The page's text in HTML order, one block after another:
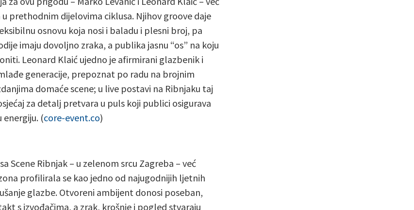
u prethodnim dijelovima ciklusa. Njihov groove daje
osnovu koja nosi i baladu i plesni broj, pa
imaju dovoljno zraka, a publika jasnu “os” na koju
Leonard Klaić ujedno je afirmirani glazbenik i
generacije, prepoznat po radu na brojnim
domaće scene; u live postavi na Ribnjaku taj
za detalj pretvara u puls koji publici osigurava
(core-event.co)
Scene Ribnjak – u zelenom srcu Zagreba – već
profilirala se kao jedno od najugodnijih ljetnih
glazbe. Otvoreni ambijent donosi poseban,
s izvođačima, a zrak, krošnje i pogled stvaraju